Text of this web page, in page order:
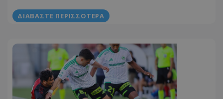
ΔΙΑΒΆΣΤΕ ΠΕΡΙΣΣΌΤΕΡΑ